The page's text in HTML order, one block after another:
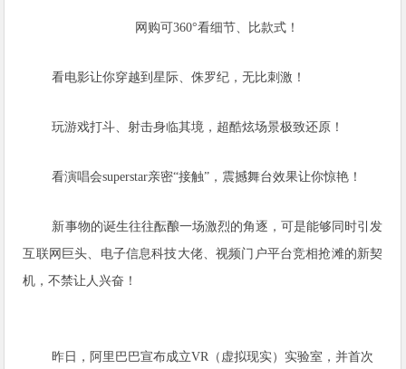
网购可360°看细节、比款式！
看电影让你穿越到星际、侏罗纪，无比刺激！
玩游戏打斗、射击身临其境，超酷炫场景极致还原！
看演唱会superstar亲密“接触”，震撼舞台效果让你惊艳！
新事物的诞生往往酝酿一场激烈的角逐，可是能够同时引发
互联网巨头、电子信息科技大佬、视频门户平台竞相抢滩的新契
机，不禁让人兴奋！
昨日，阿里巴巴宣布成立VR（虚拟现实）实验室，并首次